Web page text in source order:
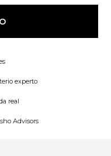
experto
real
Advisors